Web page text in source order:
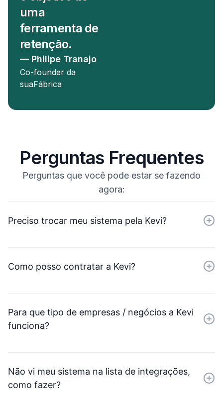
uma
ferramenta de
retenção.
— Philipe Tranajo
Co-founder da
suaFábrica
Perguntas Frequentes
Perguntas que você pode estar se fazendo
agora:
Preciso trocar meu sistema pela Kevi?
Como posso contratar a Kevi?
Para que tipo de empresas / negócios a Kevi
funciona?
Não vi meu sistema na lista de integrações,
como fazer?